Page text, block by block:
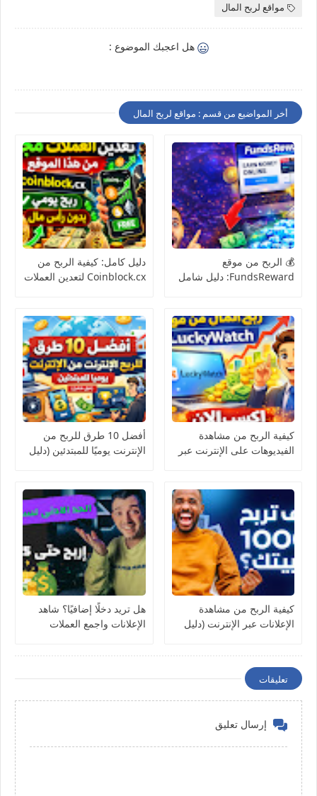
مواقع لربح المال
هل اعجبك الموضوع :
أخر المواضيع من قسم : مواقع لربح المال
💰 الربح من موقع
FundsReward: دليل شامل
دليل كامل: كيفية الربح من
Coinblock.cx لتعدين العملات
كيفية الربح من مشاهدة
الفيديوهات على الإنترنت عبر
أفضل 10 طرق للربح من
الإنترنت يوميًا للمبتدئين (دليل
كيفية الربح من مشاهدة
الإعلانات عبر الإنترنت (دليل
هل تريد دخلًا إضافيًا؟ شاهد
الإعلانات واجمع العملات
تعليقات
إرسال تعليق